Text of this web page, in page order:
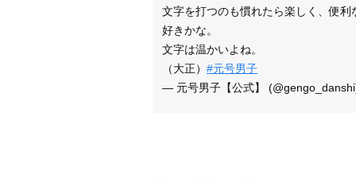
文字を打つのも慣れたら楽しく、便
好きかな。
文字は温かいよね。
（大正） #元号男子
— 元号男子【公式】